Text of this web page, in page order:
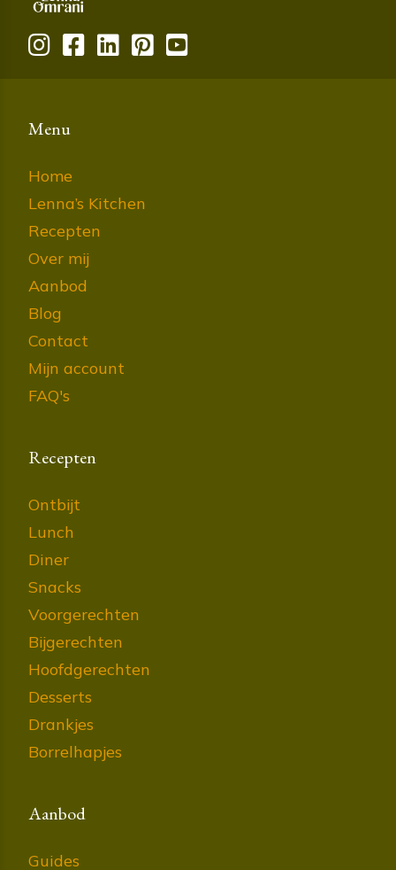
Menu
Home
Lenna’s Kitchen
Recepten
Over mij
Aanbod
Blog
Contact
Mijn account
FAQ's
Recepten
Ontbijt
Lunch
Diner
Snacks
Voorgerechten
Bijgerechten
Hoofdgerechten
Desserts
Drankjes
Borrelhapjes
Aanbod
Guides